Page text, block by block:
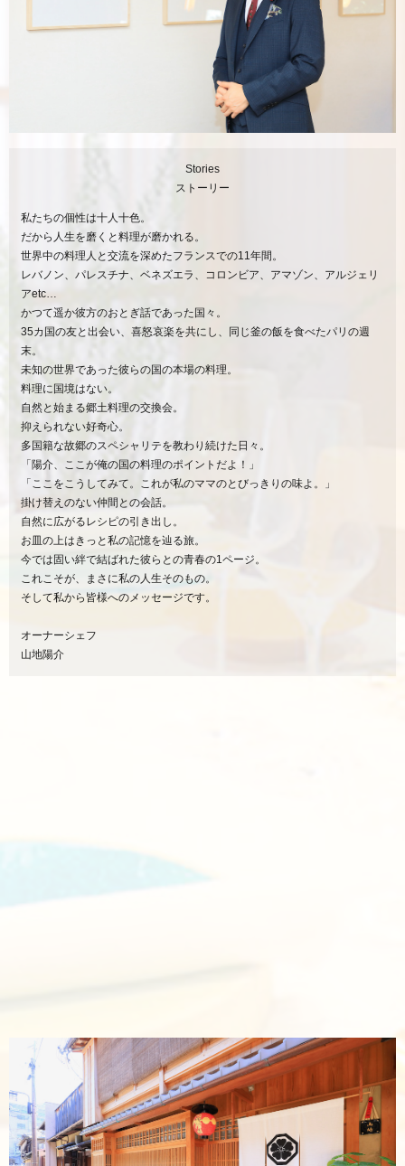
Stories
ストーリー
私たちの個性は十人十色。
だから人生を磨くと料理が磨かれる。
世界中の料理人と交流を深めたフランスでの11年間。
レバノン、パレスチナ、ベネズエラ、コロンビア、アマゾン、アルジェリ
アetc…
かつて遥か彼方のおとぎ話であった国々。
35カ国の友と出会い、喜怒哀楽を共にし、同じ釜の飯を食べたパリの週
末。
未知の世界であった彼らの国の本場の料理。
料理に国境はない。
自然と始まる郷土料理の交換会。
抑えられない好奇心。
多国籍な故郷のスペシャリテを教わり続けた日々。
「陽介、ここが俺の国の料理のポイントだよ！」
「ここをこうしてみて。これが私のママのとびっきりの味よ。」
掛け替えのない仲間との会話。
自然に広がるレシピの引き出し。
お皿の上はきっと私の記憶を辿る旅。
今では固い絆で結ばれた彼らとの青春の1ページ。
これこそが、まさに私の人生そのもの。
そして私から皆様へのメッセージです。
オーナーシェフ
山地陽介